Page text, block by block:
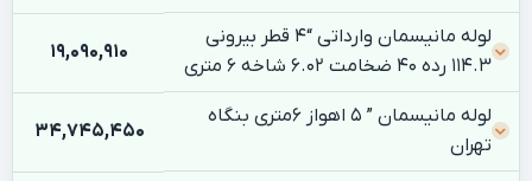
لوله مانیسمان وارداتی “4 قطر بیرونی
114.3 رده 40 ضخامت 6.02 شاخه 6 متری
19,090,910
لوله مانیسمان ” 5 اهواز 6متری بنگاه
تهران
34,745,450